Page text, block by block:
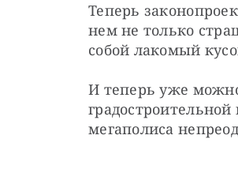
Теперь
нем не только
собой лакомый
И теперь уже
мегаполиса